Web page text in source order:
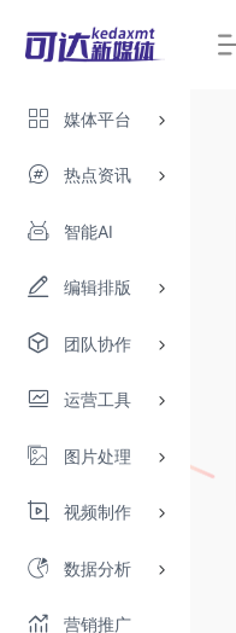
媒体平台
热点资讯
智能AI
编辑排版
团队协作
运营工具
图片处理
视频制作
数据分析
营销推广